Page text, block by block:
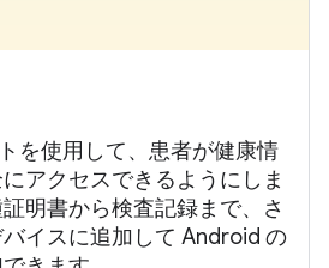
を使用して、患者が健康情
アクセスできるようにしま
明書から検査記録まで、さ
イスに追加して Android の